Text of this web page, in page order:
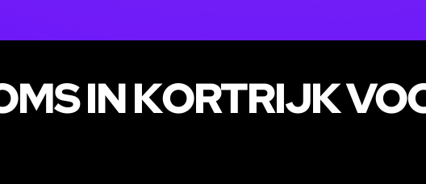
IN KORTRIJK